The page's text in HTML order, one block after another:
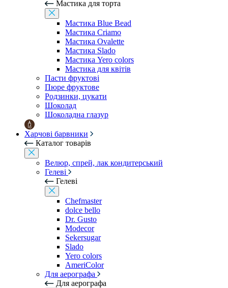
Мастика для торта
Мастика Blue Bead
Мастика Criamo
Мастика Ovalette
Мастика Slado
Мастика Yero colors
Мастика для квітів
Пасти фруктові
Пюре фруктове
Родзинки, цукати
Шоколад
Шоколадна глазур
Харчові барвники
Каталог товарів
Велюр, спрей, лак кондитерський
Гелеві
Гелеві
Chefmaster
dolce bello
Dr. Gusto
Modecor
Sekersugar
Slado
Yero colors
AmeriColor
Для аерографа
Для аерографа